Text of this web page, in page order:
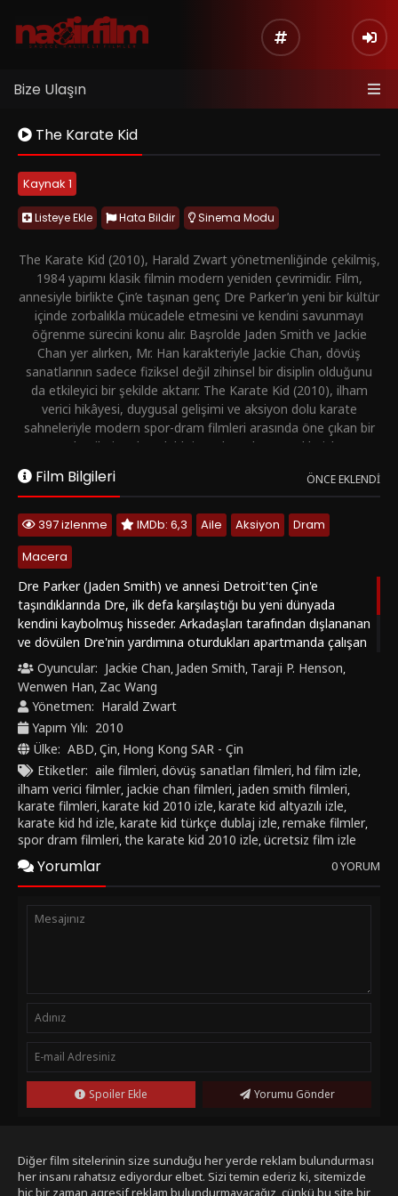
Bize Ulaşın
The Karate Kid
Kaynak 1
Listeye Ekle Hata Bildir Sinema Modu
The Karate Kid (2010), Harald Zwart yönetmenliğinde çekilmiş,
1984 yapımı klasik filmin modern yeniden çevrimidir. Film,
annesiyle birlikte Çin’e taşınan genç Dre Parker’ın yeni bir kültür
içinde zorbalıkla mücadele etmesini ve kendini savunmayı
öğrenme sürecini konu alır. Başrolde Jaden Smith ve Jackie
Chan yer alırken, Mr. Han karakteriyle Jackie Chan, dövüş
sanatlarının sadece fiziksel değil zihinsel bir disiplin olduğunu
da etkileyici bir şekilde aktarır. The Karate Kid (2010), ilham
verici hikâyesi, duygusal gelişimi ve aksiyon dolu karate
sahneleriyle modern spor-dram filmleri arasında öne çıkan bir
yapımdır.
Filmi Türkçe dublaj ve altyazılı seçenekleriyle HD
Film Bilgileri ÖNCE EKLENDI
397 izlenme IMDb: 6,3 Aile Aksiyon
Dram
Macera
Dre Parker (Jaden Smith) ve annesi Detroit'ten Çin'e
taşındıklarında Dre, ilk defa karşılaştığı bu yeni dünyada
kendini kaybolmuş hisseder. Arkadaşları tarafından dışlananan
ve dövülen Dre'nin yardımına oturdukları apartmanda çalışan
Bay Han (Jackie Chan) koşar. Dre ile aslında bir kung fu ustası
olan Bay Han, kung fu çalışmaya başlayarak yeni bir dostluğa
adım atar ve kung fu turnuvasında zorlu karşılaşmaya doğru
ilerlerler...
Oyuncular: Jackie Chan, Jaden Smith, Taraji P. Henson,
Wenwen Han, Zac Wang
Yönetmen: Harald Zwart
Yapım Yılı: 2010
Ülke: ABD,Çin, Hong Kong SAR - Çin
Etiketler: aile filmleri,dövüş sanatları filmleri,hd film izle,
ilham verici filmler, jackie chan filmleri, jaden smith filmleri,
karate filmleri,karate kid 2010 izle,karate kid altyazılı izle,
karate kid hd izle,karate kid türkçe dublaj izle,remake filmler,
spor dram filmleri,the karate kid 2010 izle,ücretsiz film izle
Yorumlar 0 YORUM
Spoiler Ekle Yorumu Gönder
Diğer film sitelerinin size sunduğu her yerde reklam bulundurması
her insanı rahatsız ediyordur elbet. Sizi temin ederiz ki, sitemizde
hiç bir zaman agresif reklam bulundurmayacağız, çünkü bu site bir